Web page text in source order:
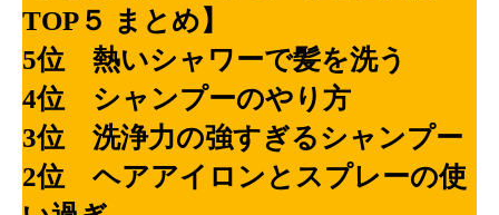
TOP５ まとめ】
5位 熱いシャワーで髪を洗う
4位 シャンプーのやり方
3位 洗浄力の強すぎるシャンプー
2位 ヘアアイロンとスプレーの使